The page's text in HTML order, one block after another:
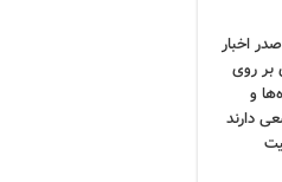
اخبار
بر روی
و
دارند